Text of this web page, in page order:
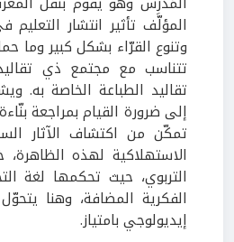
المؤلّف تأثير انتشار
وتنوع القرّاء بشكل كبير وما
تتناسب مع مجتمع ذي
تقاليد الطباعة الخاصة به.
إلى ضرورة القيام بمراجعة
تمكّن من اكتشاف الآثار
الاستهلاكية لهذه
التربوي، حيث تحكمها لغة
الفكرية المضافة، وهنا
إيديولوجي بامتياز.